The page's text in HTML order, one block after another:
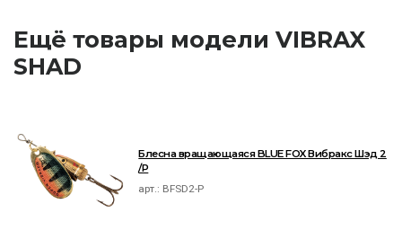
Ещё товары модели VIBRAX
SHAD
Блесна вращающаяся BLUE FOX Вибракс Шэд 2
/P
арт.: BFSD2-P